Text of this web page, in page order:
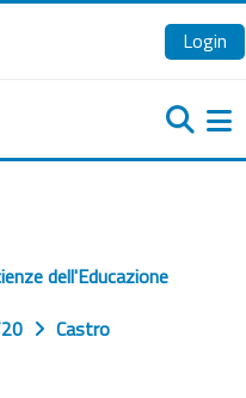
Login
dell'Educazione
Castro